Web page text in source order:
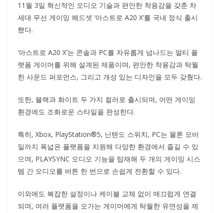
11월 3일 혁신적인 오디오 기술과 편안한 착용감을 갖춘 차
세대 무선 게이밍 헤드셋 ‘아스트로 A20 X’를 국내 정식 출시
했다.
‘아스트로 A20 X’는 콘솔과 PC를 자유롭게 넘나드는 멀티 플
랫폼 게이머를 위해 설계된 제품이며, 편안한 착용감과 탁월
한 사운드 퍼포먼스, 그리고 개성 있는 디자인을 모두 갖췄다.
또한, 블랙과 화이트 두 가지 컬러로 출시되며, 어떤 게이밍
환경에도 조화로운 스타일을 완성한다.
특히, Xbox, PlayStation®5, 닌텐도 스위치, PC는 물론 모바
일까지 폭넓은 플랫폼을 지원해 다양한 환경에서 즐길 수 있
으며, PLAYSYNC 오디오 기능을 탑재해 두 개의 게이밍 시스
템 간 오디오를 버튼 한 번으로 손쉽게 전환할 수 있다.
이외에도 복잡한 설정이나 케이블 교체 없이 매끄럽게 연결
되며, 여러 플랫폼을 오가는 게이머에게 탁월한 유연성을 제